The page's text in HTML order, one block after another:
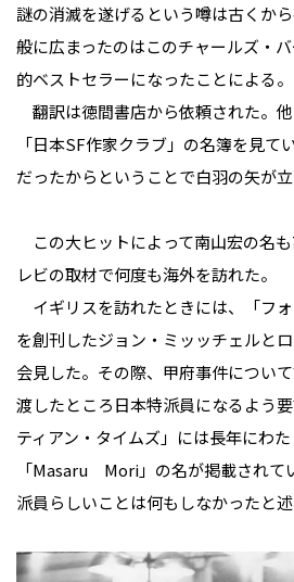
謎の消滅を遂げるという噂は古くか
般に広まったのはこのチャールズ・
的ベストセラーになったことによる。
翻訳は徳間書店から依頼された。他
「日本SF作家クラブ」の名簿を見て
だったからということで白羽の矢が立
この大ヒットによって南山宏の名
レビの取材で何度も海外を訪れた。
イギリスを訪れたときには、「フォ
を創刊したジョン・ミッッチェルと
会見した。その際、甲府事件につい
渡したところ日本特派員になるよう
ティアン・タイムズ」には長年にわ
「Masaru Mori」の名が掲載されて
派員らしいことは何もしなかったと述